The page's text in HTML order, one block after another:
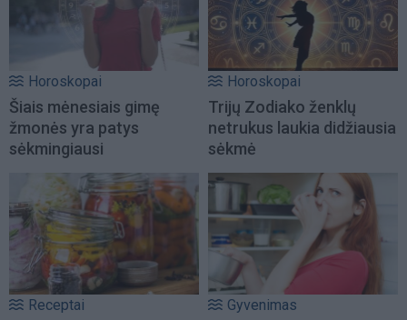
Horoskopai
Šiais mėnesiais gimę
žmonės yra patys
sėkmingiausi
Horoskopai
Trijų Zodiako ženklų
netrukus laukia didžiausia
sėkmė
Receptai Gyvenimas